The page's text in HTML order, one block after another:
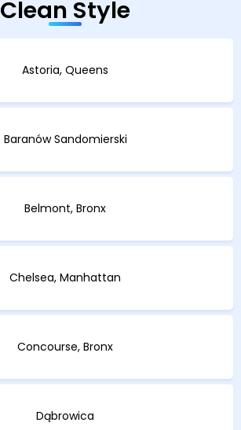
Clean Style
Astoria, Queens
Baranów Sandomierski
Belmont, Bronx
Chelsea, Manhattan
Concourse, Bronx
Dąbrowica